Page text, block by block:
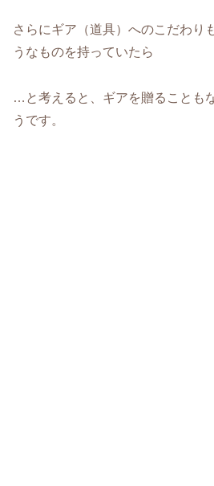
さらにギア（道具）へのこだわり
うなものを持っていたら
…と考えると、ギアを贈ることも
うです。